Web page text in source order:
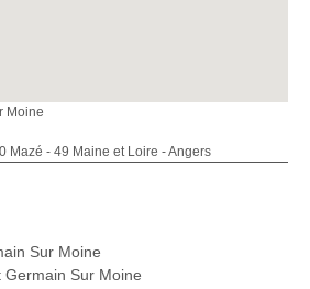
Moine
Mazé - 49 Maine et Loire - Angers
Sur Moine
Sur Moine